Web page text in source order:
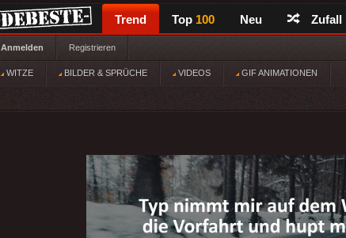
Trend Top 100 Neu Zufall
Anmelden Registrieren
WITZE BILDER & SPRÜCHE VIDEOS GIF ANIMATIONEN